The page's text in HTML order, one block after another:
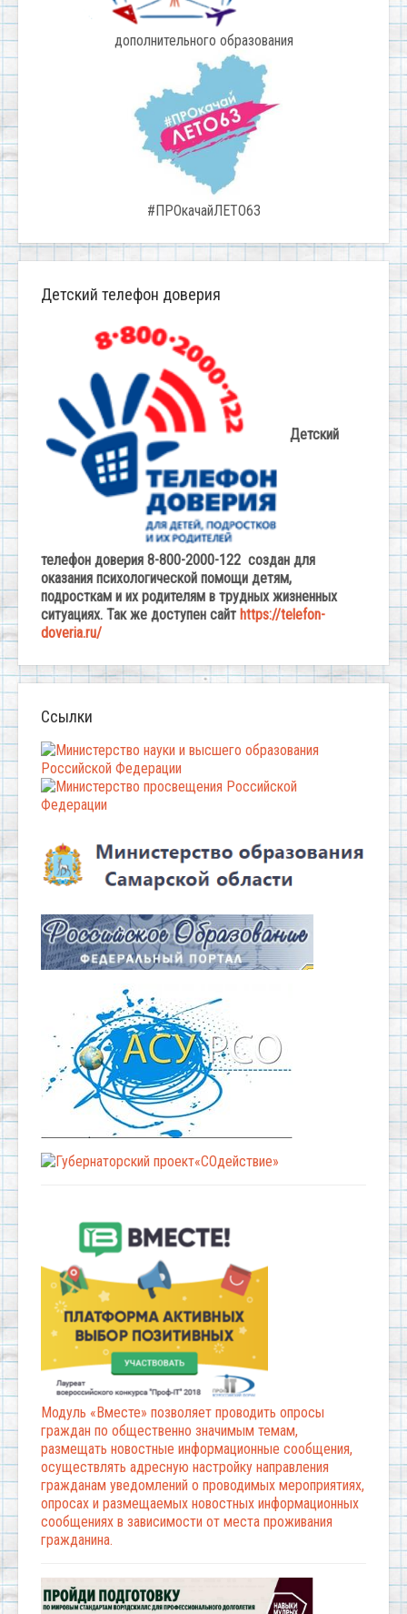
дополнительного образования
#ПРОкачайЛЕТО63
Детский телефон доверия
Детский
телефон доверия 8-800-2000-122 создан для
оказания психологической помощи детям,
подросткам и их родителям в трудных жизненных
ситуациях. Так же доступен сайт https://telefon-
doveria.ru/
Ссылки
Модуль «Вместе» позволяет проводить опросы
граждан по общественно значимым темам,
размещать новостные информационные сообщения,
осуществлять адресную настройку направления
гражданам уведомлений о проводимых мероприятиях,
опросах и размещаемых новостных информационных
сообщениях в зависимости от места проживания
гражданина.